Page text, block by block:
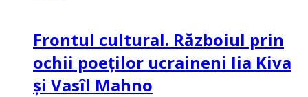
Frontul cultural. Războiul prin
ochii poeților ucraineni Iia Kiva
și Vasîl Mahno